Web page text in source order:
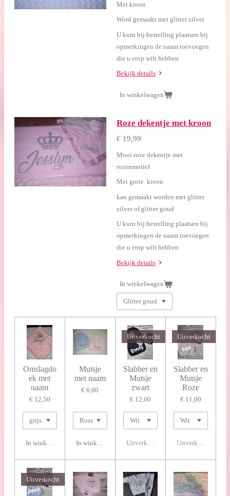
Met kroon
Word gemaakt met glitter zilver
U kunt bij bestelling plaatsen bij
opmerkingen de naam toevoegen
die u erop wilt hebben
Bekijk details
In winkelwagen
Roze dekentje met kroon
€ 19,99
Mooi roze dekentje met
rozenmotief
Met grote kroon
kan gemaakt worden met glitter
zilver of glitter goud
U kunt bij bestelling plaatsen bij
opmerkingen de naam toevoegen
die u erop wilt hebben
Bekijk details
In winkelwagen
Omslagdo
ek met
naam
€ 12,50
In winkelwagen
Mutsje
met naam
€ 6,00
In winkelwagen
Uitverkocht
Slabber en
Mutsje
zwart
€ 12,00
Uitverkocht
Uitverkocht
Slabber en
Mutsje
Roze
€ 11,00
Uitverkocht
Uitverkocht